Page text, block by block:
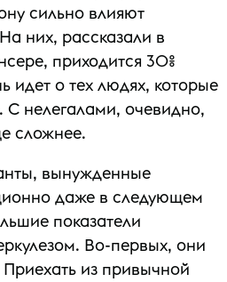
сильно влияют
них, рассказали в
приходится 30%
идет о тех людях, которые
С нелегалами, очевидно,
сложнее.
вынужденные
даже в следующем
показатели
Во-первых, они
Приехать из привычной